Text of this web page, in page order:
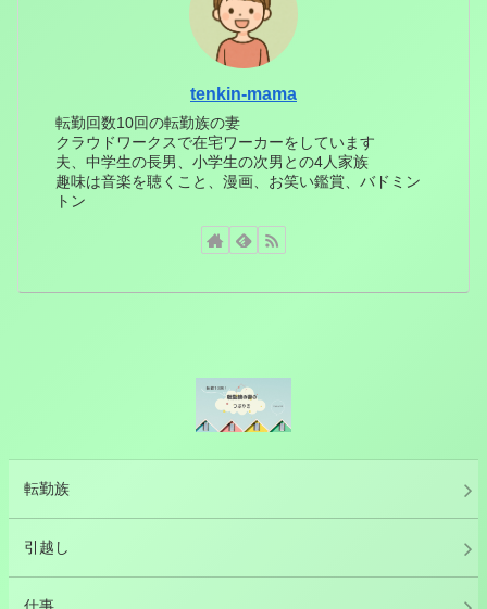
tenkin-mama
転勤回数10回の転勤族の妻
クラウドワークスで在宅ワーカーをしています
夫、中学生の長男、小学生の次男との4人家族
趣味は音楽を聴くこと、漫画、お笑い鑑賞、バドミン
トン
転勤族
引越し